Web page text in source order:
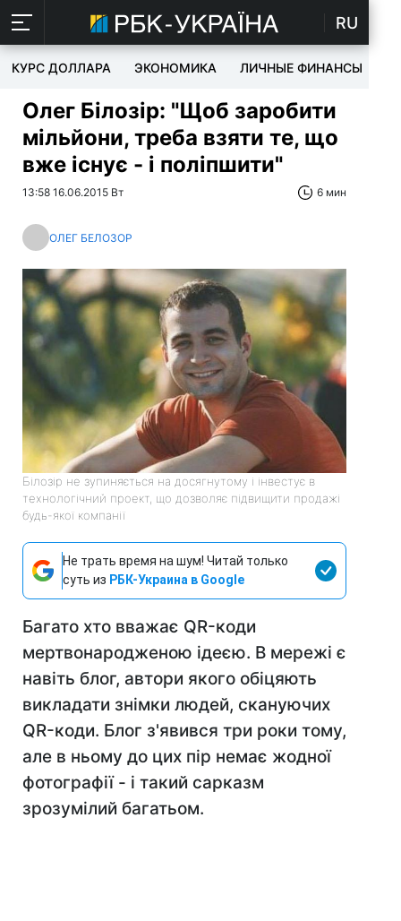
RU
КУРС ДОЛЛАРА ЭКОНОМИКА ЛИЧНЫЕ ФИНАНСЫ
Олег Білозір: "Щоб заробити
мільйони, треба взяти те, що
вже існує - і поліпшити"
13:58 16.06.2015 Вт 6 мин
ОЛЕГ БЕЛОЗОР
Білозір не зупиняється на досягнутому і інвестує в
технологічний проект, що дозволяє підвищити продажі
будь-якої компанії
Не трать время на шум! Читай только
суть из РБК-Украина в Google
Багато хто вважає QR-коди
мертвонародженою ідеєю. В мережі є
навіть блог, автори якого обіцяють
викладати знімки людей, скануючих
QR-коди. Блог з'явився три роки тому,
але в ньому до цих пір немає жодної
фотографії - і такий сарказм
зрозумілий багатьом.